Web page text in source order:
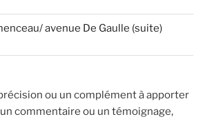
avenue De Gaulle (suite)
ou un complément à apporter
commentaire ou un témoignage,